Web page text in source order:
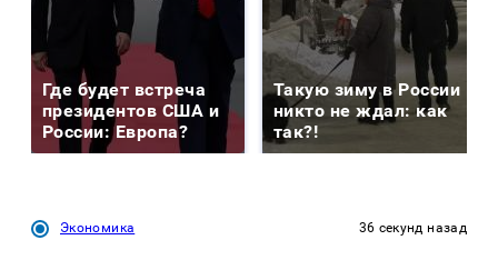
Где будет встреча
президентов США и
России: Европа?
Такую зиму в России
никто не ждал: как
так?!
Экономика 36 секунд назад